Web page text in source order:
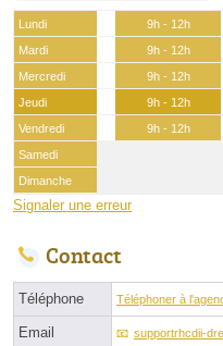
Lundi 9h - 12h
Mardi
9h - 12h
Mercredi
9h - 12h
Jeudi
9h - 12h
Vendredi
9h - 12h
Samedi
Dimanche
Signaler une erreur
Contact
Téléphone Téléphoner à
Email supportrhcdii-